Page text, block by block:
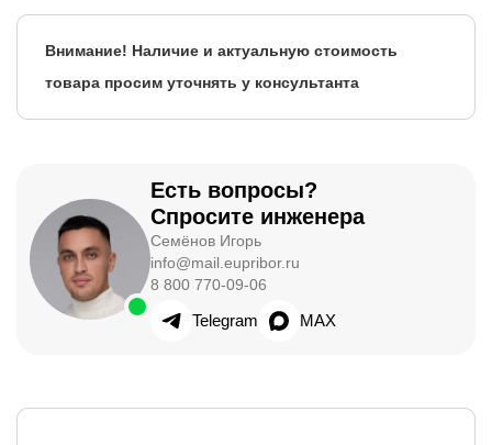
Внимание! Наличие и актуальную стоимость
товара просим уточнять у консультанта
Есть вопросы?
Спросите инженера
Семёнов Игорь
info@mail.eupribor.ru
8 800 770-09-06
Telegram MAX